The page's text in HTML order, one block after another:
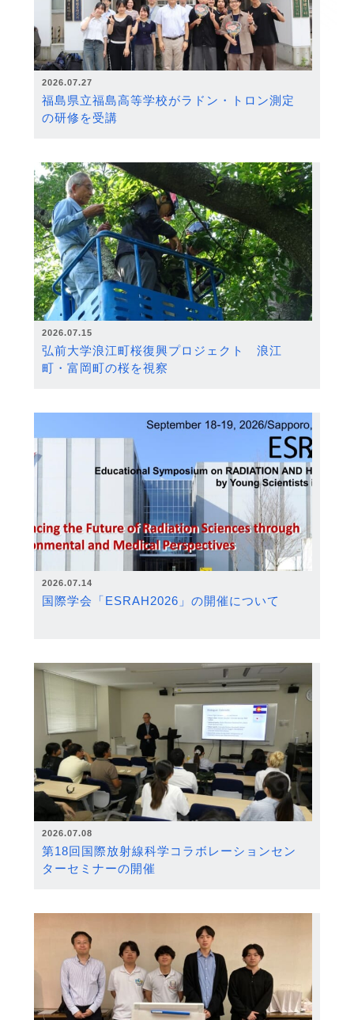
2026.07.27
福島県立福島高等学校がラドン・トロン測定
の研修を受講
2026.07.15
弘前大学浪江町桜復興プロジェクト 浪江
町・富岡町の桜を視察
2026.07.14
国際学会「ESRAH2026」の開催について
2026.07.08
第18回国際放射線科学コラボレーションセン
ターセミナーの開催